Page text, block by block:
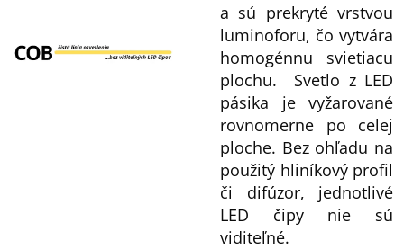
a sú prekryté vrstvou
luminoforu, čo vytvára
homogénnu svietiacu
plochu. Svetlo z LED
pásika je vyžarované
rovnomerne po celej
ploche. Bez ohľadu na
použitý hliníkový profil
či difúzor, jednotlivé
LED čipy nie sú
viditeľné.